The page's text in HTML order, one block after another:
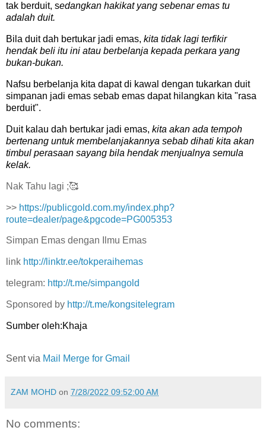
tak berduit, sedangkan hakikat yang sebenar emas tu
adalah duit.
Bila duit dah bertukar jadi emas, kita tidak lagi terfikir
hendak beli itu ini atau berbelanja kepada perkara yang
bukan-bukan.
Nafsu berbelanja kita dapat di kawal dengan tukarkan duit
simpanan jadi emas sebab emas dapat hilangkan kita "rasa
berduit".
Duit kalau dah bertukar jadi emas, kita akan ada tempoh
bertenang untuk membelanjakannya sebab dihati kita akan
timbul perasaan sayang bila hendak menjualnya semula
kelak.
Nak Tahu lagi ;🥰
>> https://publicgold.com.my/index.php?
route=dealer/page&pgcode=PG005353
Simpan Emas dengan Ilmu Emas
link http://linktr.ee/tokperaihemas
telegram: http://t.me/simpangold
Sponsored by http://t.me/kongsitelegram
Sumber oleh:Khaja
Sent via Mail Merge for Gmail
ZAM MOHD on 7/28/2022 09:52:00 AM
No comments: